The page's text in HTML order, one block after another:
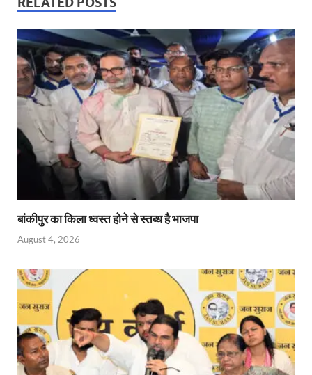
A
p
p
o
o
k
ie
n
dl
y
dI
n
बांकीपुर का किला ध्वस्त होने से स्तब्ध है भाजपा
August 4, 2026